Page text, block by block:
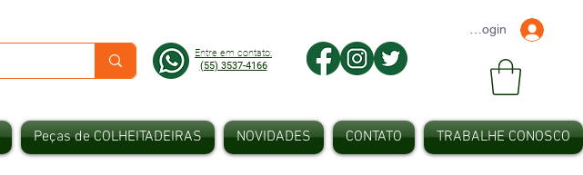
Entre em contato:
(55) 3537-4166
Faça seu Login
Peças de COLHEITADEIRAS NOVIDADES CONTATO TRABALHE CONOSCO